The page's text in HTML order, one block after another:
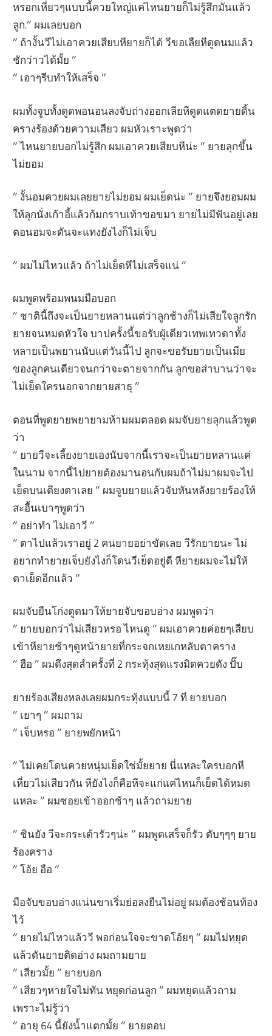
หรอกเหี่ยวๆแบบนี้ควยใหญ่แค่ไหนยายก็ไม่รู้สึกมันแล้ว
ลูก.” ผมเลยบอก
” ถ้างั้นวีไม่เอาควยเสียบหียายก็ได้ วีขอเลืยหีดูดนมแล้ว
ชักว่าวได้มั้ย ”
” เอาๆรีบทำให้เสร็จ ”
ผมทั้งจูบทั้งดูดพอนอนลงจับถ่างออกเลียหีดูดแตดยายดิ้น
ครางร้องด้วยความเสียว ผมหัวเราะพูดว่า
” ไหนยายบอกไม่รู้สึก ผมเอาควยเสียบหีน่ะ ” ยายลุกขึ้น
ไม่ยอม
” งั้นอมควยผมเลยยายไม่ยอม ผมเย็ดน่ะ ” ยายจึงยอมผม
ให้ลุกนั่งเก้าอี้แล้วก้มกราบเท้าขอขมา ยายไม่มีฟันอยู่เลย
ตอนอมจะดันจะแทงยังไงก็ไม่เจ็บ
” ผมไม่ไหวแล้ว ถ้าไม่เย็ดหีไม่เสร็จแน่ ”
ผมพูดพร้อมพนมมือบอก
” ชาตินี้ถึงจะเป็นยายหลานแต่ว่าลูกช้างก็ไม่เสียใจลูกรัก
ยายจนหมดหัวใจ บาปครั้งนี้ขอรับผู้เดียวเทพเทวดาทั้ง
หลายเป็นพยานนับแต่วันนี้ไป ลูกจะขอรับยายเป็นเมีย
ของลูกคนเดียวจนกว่าจะตายจากกัน ลูกขอส่าบานว่าจะ
ไม่เย็ดใครนอกจากยายสาธุ ”
ตอนที่พูดยายพยายามห้ามผมตลอด ผมจับยายลุกแล้วพูด
ว่า
” ยายวีจะเลี้ยงยายเองนับจากนี้เราจะเป็นยายหลานแค่
ในนาม จากนี้ไปยายต้องมานอนกับผมถ้าไม่มาผมจะไป
เย็ดบนเตียงตาเลย ” ผมจูบยายแล้วจับหันหลังยายร้องให้
สะอื้นเบาๆพูดว่า
” อย่าทำ ไม่เอาวี ”
” ตาไปแล้วเราอยู่ 2 คนยายอย่าขัดเลย วีรักยายนะ ไม่
อยากทำยายเจ็บยังไงก็โดนวีเย็ดอยู่ดี หียายผมจะไม่ให้
ตาเย็ดอีกแล้ว ”
ผมจับยืนโก่งตูดมาให้ยายจับขอบอ่าง ผมพูดว่า
” ยายบอกว่าไม่เสียวหรอ ไหนดู ” ผมเอาควยค่อยๆเสียบ
เข้าหียายช้าๆดูหน้ายายที่กระจกเหยเกหลับตาคราง
” ฮือ ” ผมดึงสุดลำครั้งที่ 2 กระทุ้งสุดแรงมิดควยดัง ปั๊บ
ยายร้องเสียงหลงเลยผมกระทุ้งแบบนี้ 7 ที ยายบอก
” เยาๆ ” ผมถาม
” เจ็บหรอ ” ยายพยักหน้า
” ไม่เคยโดนควยหนุ่มเย็ดใช่มั้ยยาย นี่แหละใครบอกหี
เหี่ยวไม่เสียวกัน หียังไงก็คือหีจะแก่แค่ไหนก็เย็ดได้หมด
แหละ ” ผมซอยเข้าออกช้าๆ แล้วถามยาย
” ชินยัง วีจะกระเด้ารัวๆน่ะ ” ผมพูดเสร็จก็รัว ตับๆๆๆ ยาย
ร้องคราง
” โอ้ย อือ ”
มือจับขอบอ่างแน่นขาเริ่มย่อลงยืนไม่อยู่ ผมต้องช้อนท้อง
ไว้
” ยายไม่ไหวแล้ววี พอก่อนใจจะขาดโอ้ยๆ ” ผมไม่หยุด
แล้วดันยายติดอ่าง ผมถามยาย
” เสียวมั้ย ” ยายบอก
” เสียวๆหายใจไม่ทัน หยุดก่อนลูก ” ผมหยุดแล้วถาม
เพราะไม่รู้ว่า
” อายุ 64 นี้ยังน้ำแตกมั้ย ” ยายตอบ